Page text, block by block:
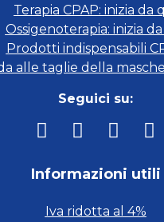
Terapia CPAP: inizia da
Ossigenoterapia: inizia
Prodotti indispensabili
alle taglie della
Seguici su:
Informazioni utili
Iva ridotta al 4%